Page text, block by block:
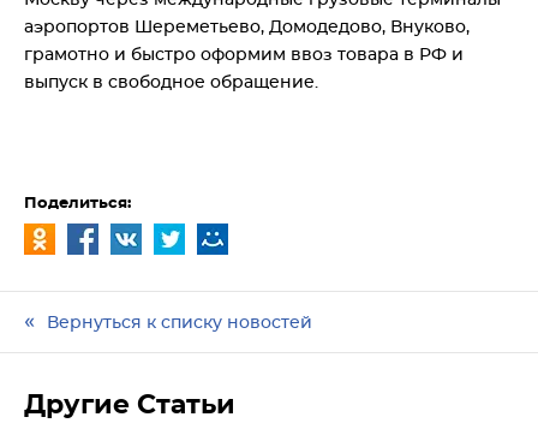
аэропортов Шереметьево, Домодедово, Внуково,
грамотно и быстро оформим ввоз товара в РФ и
выпуск в свободное обращение.
Поделиться:
Вернуться к списку новостей
Другие Статьи